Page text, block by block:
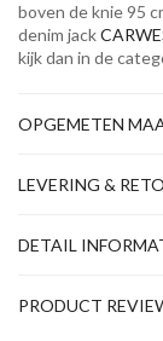
boven de knie 95
denim jack
kijk dan in de
OPGEMETEN
LEVERING &
DETAIL
PRODUCT